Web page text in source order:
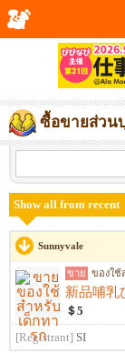
ซื้อขายส่วน
Show all from recent
Sunnyvale
ขาย ของใช้
新品哺乳
＄5
[Registrant] SI